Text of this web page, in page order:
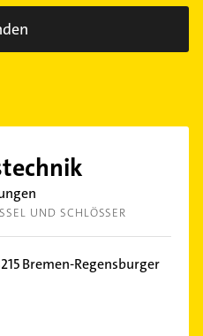
UND SCHLÖSSER
Bremen-Regensburger